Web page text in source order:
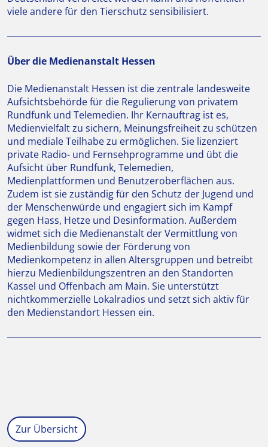
viele andere für den Tierschutz sensibilisiert.
Über die Medienanstalt Hessen
Die Medienanstalt Hessen ist die zentrale landesweite
Aufsichtsbehörde für die Regulierung von privatem
Rundfunk und Telemedien. Ihr Kernauftrag ist es,
Medienvielfalt zu sichern, Meinungsfreiheit zu schützen
und mediale Teilhabe zu ermöglichen. Sie lizenziert
private Radio- und Fernsehprogramme und übt die
Aufsicht über Rundfunk, Telemedien,
Medienplattformen und Benutzeroberflächen aus.
Zudem ist sie zuständig für den Schutz der Jugend und
der Menschenwürde und engagiert sich im Kampf
gegen Hass, Hetze und Desinformation. Außerdem
widmet sich die Medienanstalt der Vermittlung von
Medienbildung sowie der Förderung von
Medienkompetenz in allen Altersgruppen und betreibt
hierzu Medienbildungszentren an den Standorten
Kassel und Offenbach am Main. Sie unterstützt
nichtkommerzielle Lokalradios und setzt sich aktiv für
den Medienstandort Hessen ein.
Zur Übersicht